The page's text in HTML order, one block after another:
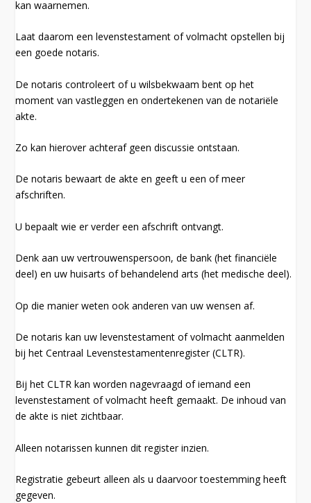
kan waarnemen.
Laat daarom een levenstestament of volmacht opstellen bij
een goede notaris.
De notaris controleert of u wilsbekwaam bent op het
moment van vastleggen en ondertekenen van de notariële
akte.
Zo kan hierover achteraf geen discussie ontstaan.
De notaris bewaart de akte en geeft u een of meer
afschriften.
U bepaalt wie er verder een afschrift ontvangt.
Denk aan uw vertrouwenspersoon, de bank (het financiële
deel) en uw huisarts of behandelend arts (het medische deel).
Op die manier weten ook anderen van uw wensen af.
De notaris kan uw levenstestament of volmacht aanmelden
bij het Centraal Levenstestamentenregister (CLTR).
Bij het CLTR kan worden nagevraagd of iemand een
levenstestament of volmacht heeft gemaakt. De inhoud van
de akte is niet zichtbaar.
Alleen notarissen kunnen dit register inzien.
Registratie gebeurt alleen als u daarvoor toestemming heeft
gegeven.